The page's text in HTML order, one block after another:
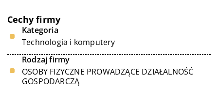
Cechy firmy
Kategoria
Technologia i komputery
Rodzaj firmy
OSOBY FIZYCZNE PROWADZĄCE DZIAŁALNOŚĆ
GOSPODARCZĄ